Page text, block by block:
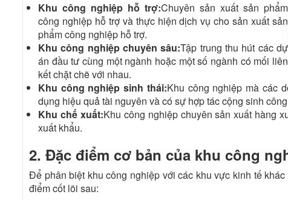
Khu công nghiệp hỗ trợ:Chuyên sản xuất sản phẩm
công nghiệp hỗ trợ và thực hiện dịch vụ cho sản xuất sản
phẩm công nghiệp hỗ trợ.
Khu công nghiệp chuyên sâu:Tập trung thu hút các dự
án đầu tư cùng một ngành hoặc một số ngành có mối liên
kết chặt chẽ với nhau.
Khu công nghiệp sinh thái:Khu công nghiệp mà các
dụng hiệu quả tài nguyên và có sự hợp tác cộng sinh
Khu chế xuất:Khu công nghiệp chuyên sản xuất hàng
xuất khẩu.
2. Đặc điểm cơ bản của khu công
Để phân biệt khu công nghiệp với các khu vực kinh tế
điểm cốt lõi sau: